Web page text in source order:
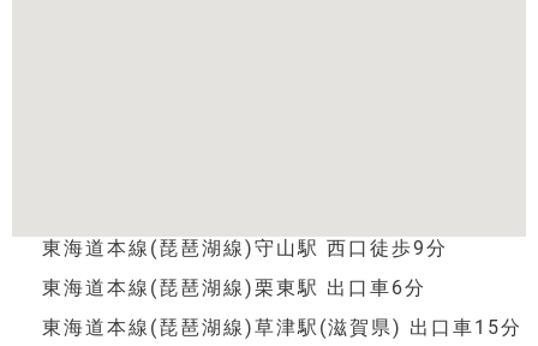
東海道本線(琵琶湖線)守山駅 西口徒歩9分
東海道本線(琵琶湖線)栗東駅 出口車6分
東海道本線(琵琶湖線)草津駅(滋賀県) 出口車15分